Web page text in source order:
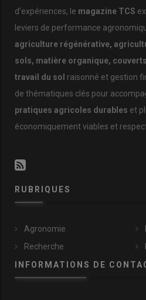
d’expériences, le magazine TCS
leviers de performance
agriculture régénérative,
sols, matière organique,
travail du sol raisonné et gestion
de thématiques clés pour
pratiques agricoles durables et
économiquement viables et
RUBRIQUES
Agronomie
Recherche
INFORMATIONS DE